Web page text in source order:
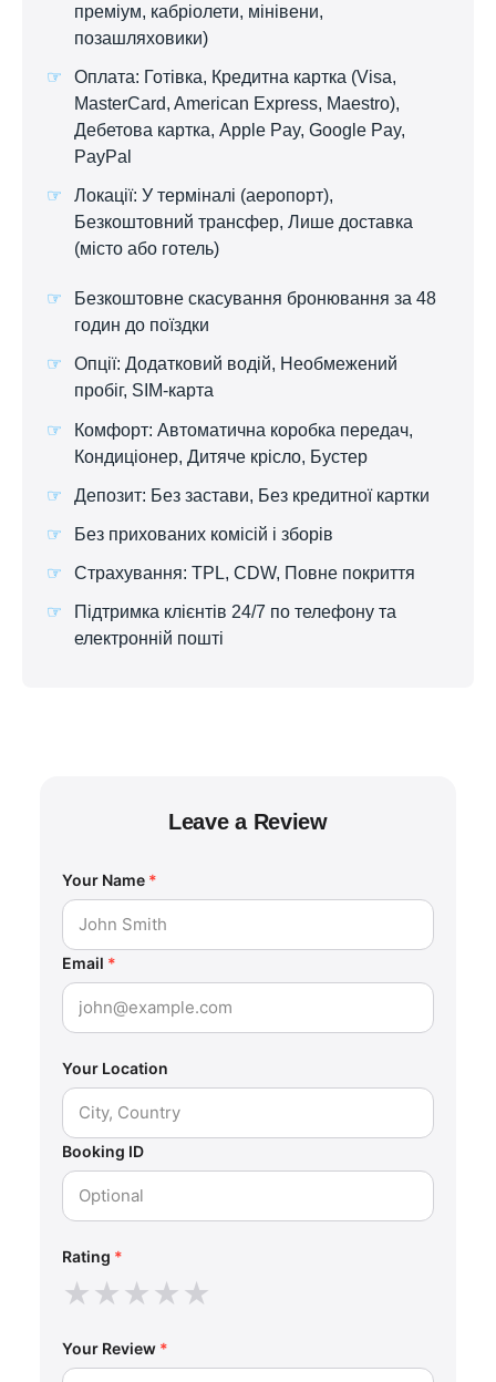
преміум, кабріолети, мінівени,
позашляховики)
Оплата: Готівка, Кредитна картка (Visa,
MasterCard, American Express, Maestro),
Дебетова картка, Apple Pay, Google Pay,
PayPal
Локації: У терміналі (аеропорт),
Безкоштовний трансфер, Лише доставка
(місто або готель)
Безкоштовне скасування бронювання за 48
годин до поїздки
Опції: Додатковий водій, Необмежений
пробіг, SIM-карта
Комфорт: Автоматична коробка передач,
Кондиціонер, Дитяче крісло, Бустер
Депозит: Без застави, Без кредитної картки
Без прихованих комісій і зборів
Страхування: TPL, CDW, Повне покриття
Підтримка клієнтів 24/7 по телефону та
електронній пошті
Leave a Review
Your Name *
Email *
Your Location
Booking ID
Rating *
★★★★★
Your Review *